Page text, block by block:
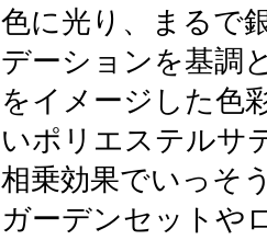
色に光り、まるで
デーションを基調
をイメージした色
いポリエステルサ
相乗効果でいっそ
ガーデンセットや